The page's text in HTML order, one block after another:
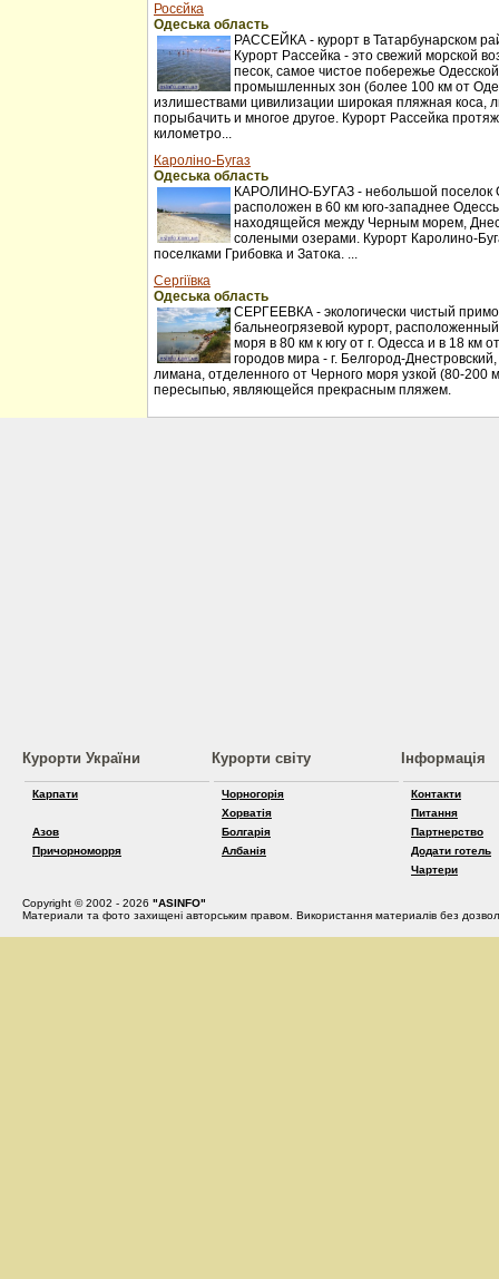
Росєйка
Одеська область
РАССЕЙКА - курорт в Татарбунарском
Курорт Рассейка - это свежий морской
песок, самое чистое побережье
промышленных зон (более 100 км от
излишествами цивилизации широкая пляжная коса,
порыбачить и многое другое. Курорт Рассейка
километро...
Кароліно-Бугаз
Одеська область
КАРОЛИНО-БУГАЗ - небольшой поселок
расположен в 60 км юго-западнее
находящейся между Черным морем,
солеными озерами. Курорт Каролино-
поселками Грибовка и Затока. ...
Сергіївка
Одеська область
СЕРГЕЕВКА - экологически чистый
бальнеогрязевой курорт,
моря в 80 км к югу от г. Одесса и в 18 км
городов мира - г. Белгород-
лимана, отделенного от Черного моря узкой (80-200
пересыпью, являющейся прекрасным пляжем.
Курорти України
Карпати
Азов
Причорноморря
Курорти світу
Чорногорія
Хорватія
Болгарія
Албанія
Інформація
Контакти
Питання
Партнерство
Додати готель
Чартери
Copyright © 2002 - 2026 "ASINFO"
Материали та фото захищені авторським правом. Використання материалів без